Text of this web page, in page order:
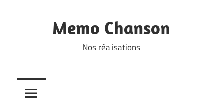
Memo Chanson
Nos réalisations